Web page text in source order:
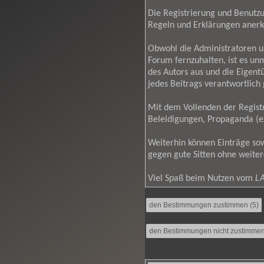
Die Registrierung und
Regeln und Erklärungen
Obwohl die Administratoren
Forum fernzuhalten, ist es
des Autors aus und die
jedes Beitrags verantwortlich
Mit dem Vollenden der
Beleidigungen, Propaganda
Weiterhin können Einträge
gegen gute Sitten ohne
Viel Spaß beim Nutzen vom